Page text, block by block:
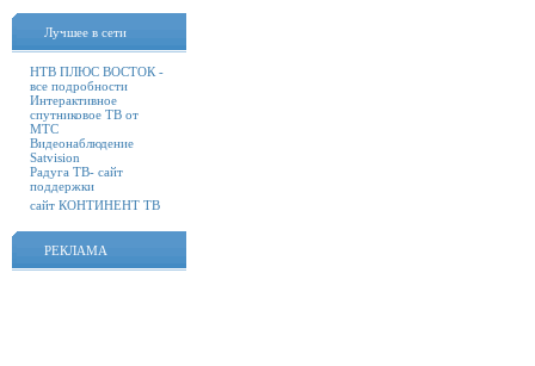
Лучшее в сети
НТВ ПЛЮС ВОСТОК -
все подробности
Интерактивное
спутниковое ТВ от
МТС
Видеонаблюдение
Satvision
Радуга ТВ- сайт
поддержки
сайт КОНТИНЕНТ ТВ
РЕКЛАМА